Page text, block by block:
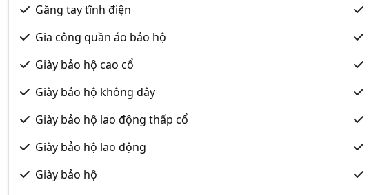
Găng tay tĩnh điện
Gia công quần áo bảo hộ
Giày bảo hộ cao cổ
Giày bảo hộ không dây
Giày bảo hộ lao động thấp cổ
Giày bảo hộ lao động
Giày bảo hộ